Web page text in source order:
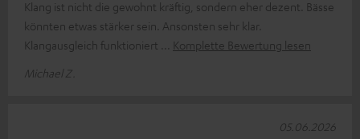
Klang ist nicht die gewohnt kräftig, sondern eher dezent. Bässe
könnten etwas stärker sein. Ansonsten sehr klar.
Klangausgleich funktioniert
Komplette Bewertung lesen
Michael Z.
05.06.2026